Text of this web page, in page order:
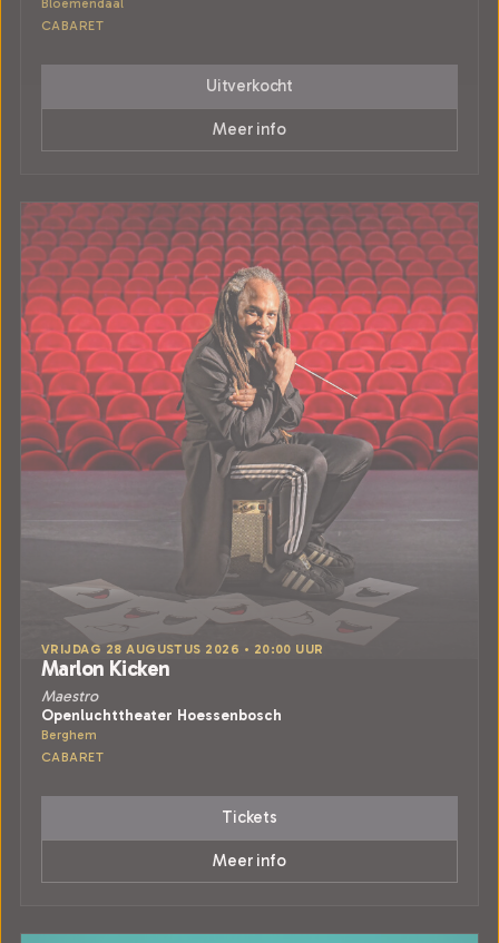
Bloemendaal
CABARET
Uitverkocht
Meer info
VRIJDAG 28 AUGUSTUS 2026 • 20:00 UUR
Marlon Kicken
Maestro
Openluchttheater Hoessenbosch
Berghem
CABARET
Tickets
Meer info